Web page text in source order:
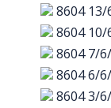
8604 13/
8604 10/
8604 7/
86046/
86043/